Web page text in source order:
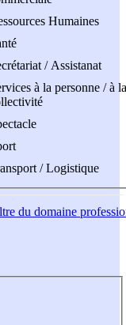
Humaines
/ Assistanat
à la personne / à la
/ Logistique
du domaine